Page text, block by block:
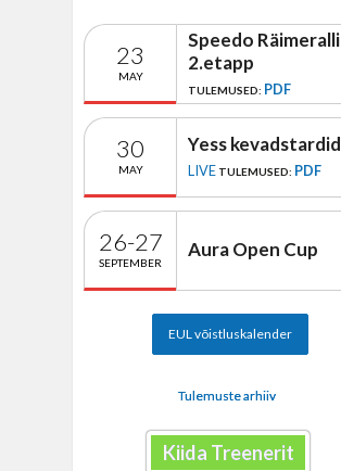
23
MAY
Speedo Räimeralli
2.etapp
TULEMUSED: PDF
30
MAY
Yess kevadstardid
LIVE TULEMUSED: PDF
26-27
SEPTEMBER
Aura Open Cup
EUL võistluskalender
Tulemuste arhiiv
Kiida Treenerit